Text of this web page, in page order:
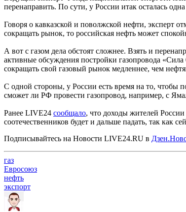
перенаправить. По сути, у России итак осталась
Говоря о кавказской и поволжской нефти, эксперт
сокращать рынок, то российская нефть может
А вот с газом дела обстоят сложнее. Взять и
активные обсуждения постройки газопровода
сокращать свой газовый рынок медленнее, чем
С одной стороны, у России есть время на то, чтобы
сможет ли РФ провести газопровод, например, с
Ранее LIVE24 сообщало, что доходы жителей
соотечественников будет и дальше падать, так как
Подписывайтесь на Новости LIVE24.RU в
газ
Евросоюз
нефть
экспорт